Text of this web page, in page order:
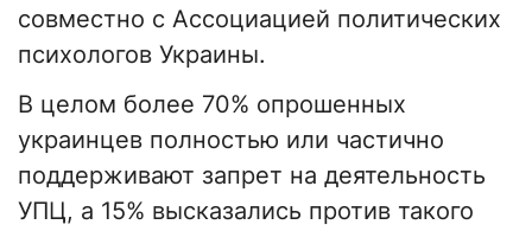
совместно с Ассоциацией политических
психологов Украины.
В целом более 70% опрошенных
украинцев полностью или частично
поддерживают запрет на деятельность
УПЦ, а 15% высказались против такого